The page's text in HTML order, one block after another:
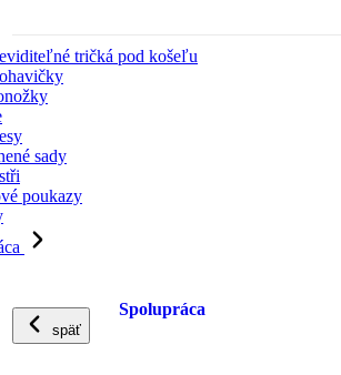
tričká pod košeľu
sady
poukazy
späť
Spolupráca